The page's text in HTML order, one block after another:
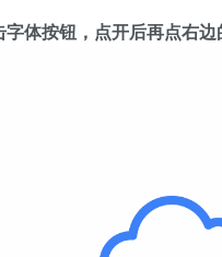
字体按钮，点开后再点右